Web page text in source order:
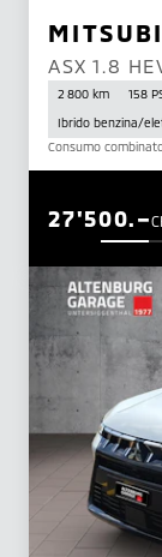
ASX 1.8
2 800 km 158
Ibrido benzina/
Consumo
27'500.–